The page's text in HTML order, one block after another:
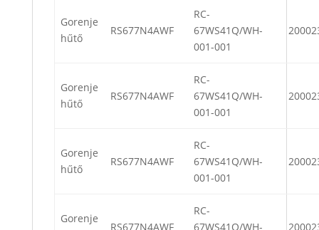
Gorenje
hűtő
RS677N4AWF
RC-
67WS41Q/WH-
001-001
Gorenje
hűtő
RS677N4AWF
RC-
67WS41Q/WH-
001-001
Gorenje
hűtő
RS677N4AWF
RC-
67WS41Q/WH-
001-001
Gorenje
RS677N4AWF
RC-
67WS41Q/WH-